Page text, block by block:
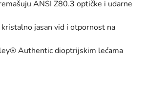
ANSI Z80.3 optičke i udarne
jasan vid i otpornost na
Authentic dioptrijskim lećama